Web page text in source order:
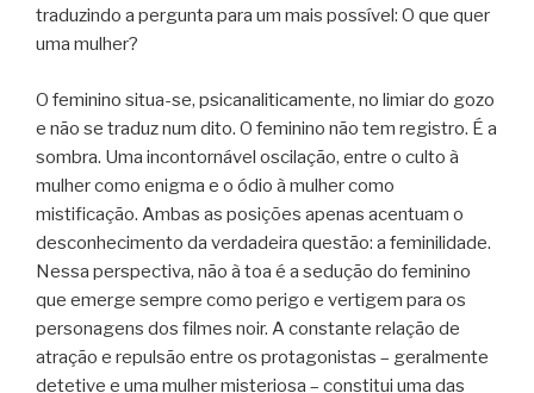
traduzindo a pergunta para um mais possível: O que quer
uma mulher?
O feminino situa-se, psicanaliticamente, no limiar do gozo
e não se traduz num dito. O feminino não tem registro. É a
sombra. Uma incontornável oscilação, entre o culto à
mulher como enigma e o ódio à mulher como
mistificação. Ambas as posições apenas acentuam o
desconhecimento da verdadeira questão: a feminilidade.
Nessa perspectiva, não à toa é a sedução do feminino
que emerge sempre como perigo e vertigem para os
personagens dos filmes noir. A constante relação de
atração e repulsão entre os protagonistas – geralmente
detetive e uma mulher misteriosa – constitui uma das